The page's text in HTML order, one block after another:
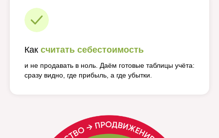
Как считать себестоимость
и не продавать в ноль. Даём готовые таблицы учёта:
сразу видно, где прибыль, а где убытки.